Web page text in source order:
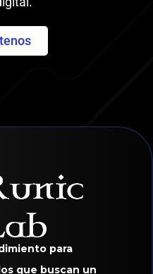
para
que buscan un